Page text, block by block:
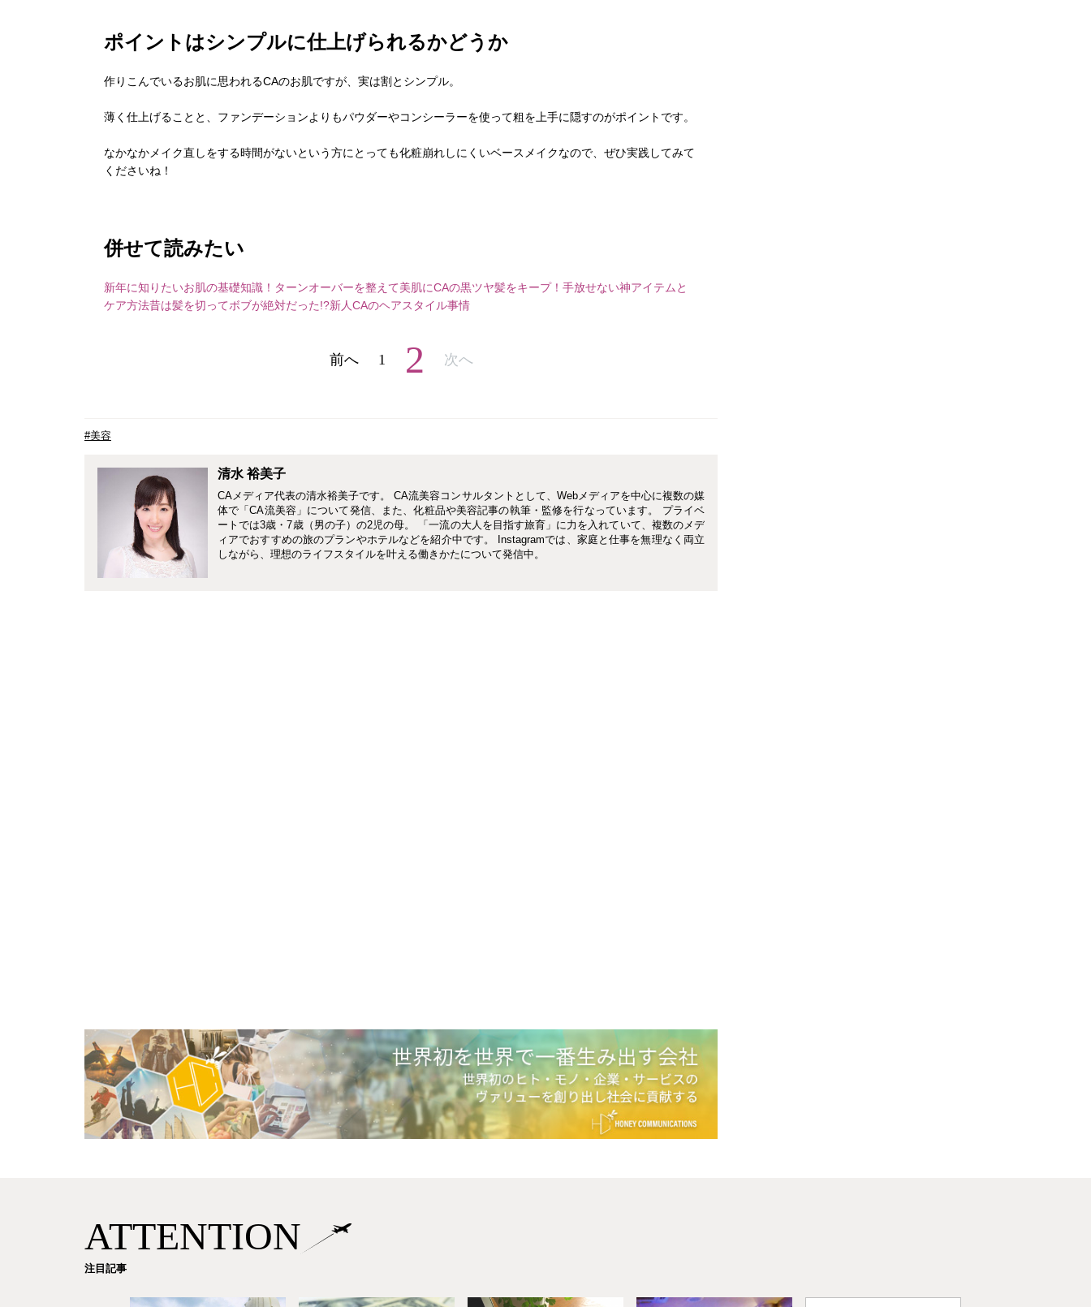
ポイントはシンプルに仕上げられるかどうか
作りこんでいるお肌に思われるCAのお肌ですが、実は割とシンプル。
薄く仕上げることと、ファンデーションよりもパウダーやコンシーラーを使って粗を上手に隠すのがポイントです。
なかなかメイク直しをする時間がないという方にとっても化粧崩れしにくいベースメイクなので、ぜひ実践してみて
くださいね！
併せて読みたい
新年に知りたいお肌の基礎知識！ターンオーバーを整えて美肌にCAの黒ツヤ髪をキープ！手放せない神アイテムと
ケア方法昔は髪を切ってボブが絶対だった!?新人CAのヘアスタイル事情
前へ 1 2 次へ
#美容
清水 裕美子
CAメディア代表の清水裕美子です。 CA流美容コンサルタントとして、Webメディアを中心に複数の媒
体で「CA流美容」について発信、また、化粧品や美容記事の執筆・監修を行なっています。 プライベ
ートでは3歳・7歳（男の子）の2児の母。 「一流の大人を目指す旅育」に力を入れていて、複数のメデ
ィアでおすすめの旅のプランやホテルなどを紹介中です。 Instagramでは、家庭と仕事を無理なく両立
しながら、理想のライフスタイルを叶える働きかたについて発信中。
ATTENTION
注目記事